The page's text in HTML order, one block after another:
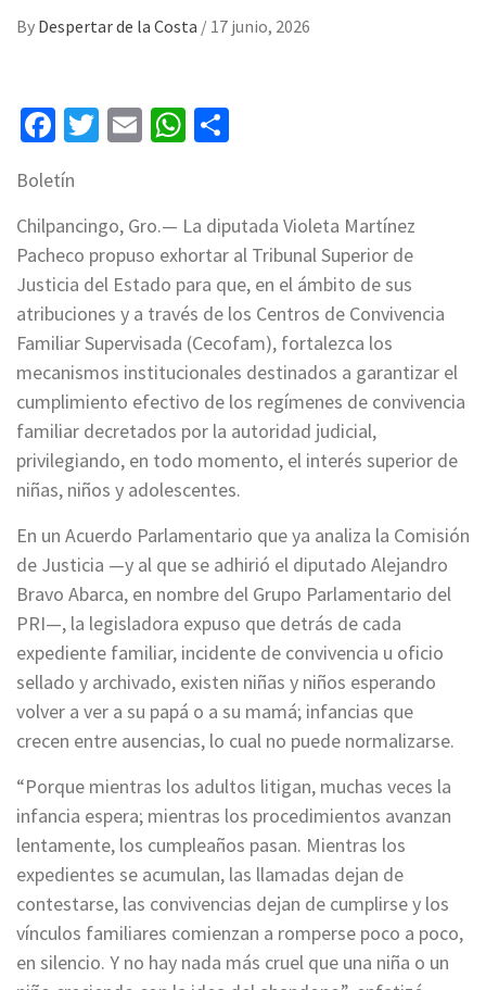
By Despertar de la Costa / 17 junio, 2026
Facebook
Twitter
EmailWhatsApp
Boletín
Chilpancingo, Gro.— La diputada Violeta Martínez
Pacheco propuso exhortar al Tribunal Superior de
Justicia del Estado para que, en el ámbito de sus
atribuciones y a través de los Centros de Convivencia
Familiar Supervisada (Cecofam), fortalezca los
mecanismos institucionales destinados a garantizar el
cumplimiento efectivo de los regímenes de convivencia
familiar decretados por la autoridad judicial,
privilegiando, en todo momento, el interés superior de
niñas, niños y adolescentes.
En un Acuerdo Parlamentario que ya analiza la Comisión
de Justicia —y al que se adhirió el diputado Alejandro
Bravo Abarca, en nombre del Grupo Parlamentario del
PRI—, la legisladora expuso que detrás de cada
expediente familiar, incidente de convivencia u oficio
sellado y archivado, existen niñas y niños esperando
volver a ver a su papá o a su mamá; infancias que
crecen entre ausencias, lo cual no puede normalizarse.
“Porque mientras los adultos litigan, muchas veces la
infancia espera; mientras los procedimientos avanzan
lentamente, los cumpleaños pasan. Mientras los
expedientes se acumulan, las llamadas dejan de
contestarse, las convivencias dejan de cumplirse y los
vínculos familiares comienzan a romperse poco a poco,
en silencio. Y no hay nada más cruel que una niña o un